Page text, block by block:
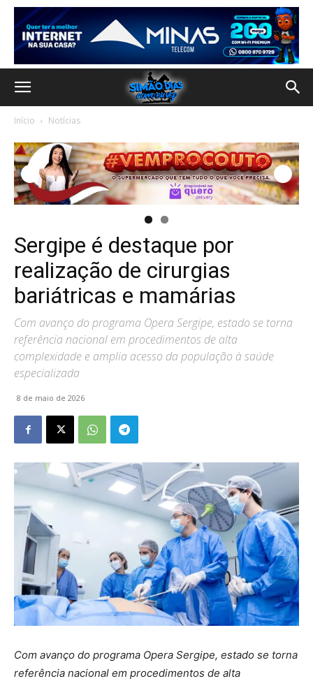
Início Notícias
Sergipe é destaque por
realização de cirurgias
bariátricas e mamárias
Com avanço do programa Opera Sergipe, estado se torna
referência nacional em procedimentos de alta
complexidade e amplia acesso da população à saúde
especializada
8 de maio de 2026
Com avanço do programa Opera Sergipe, estado se torna
referência nacional em procedimentos de alta